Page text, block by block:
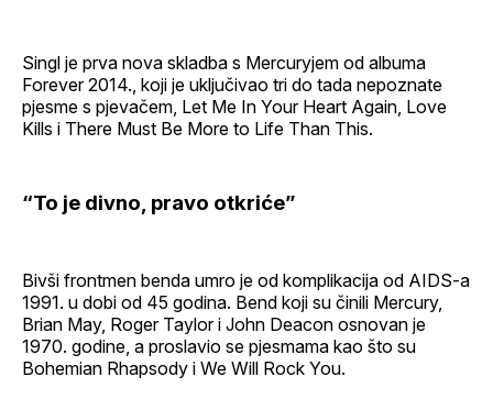
Singl je prva nova skladba s Mercuryjem od albuma
Forever 2014., koji je uključivao tri do tada nepoznate
pjesme s pjevačem, Let Me In Your Heart Again, Love
Kills i There Must Be More to Life Than This.
“To je divno, pravo otkriće”
Bivši frontmen benda umro je od komplikacija od AIDS-a
1991. u dobi od 45 godina. Bend koji su činili Mercury,
Brian May, Roger Taylor i John Deacon osnovan je
1970. godine, a proslavio se pjesmama kao što su
Bohemian Rhapsody i We Will Rock You.